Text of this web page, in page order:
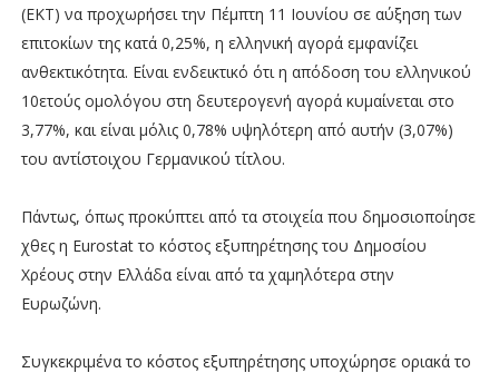
(ΕΚΤ) να προχωρήσει την Πέμπτη 11 Ιουνίου σε αύξηση των
επιτοκίων της κατά 0,25%, η ελληνική αγορά εμφανίζει
ανθεκτικότητα. Είναι ενδεικτικό ότι η απόδοση του ελληνικού
10ετούς ομολόγου στη δευτερογενή αγορά κυμαίνεται στο
3,77%, και είναι μόλις 0,78% υψηλότερη από αυτήν (3,07%)
του αντίστοιχου Γερμανικού τίτλου.
Πάντως, όπως προκύπτει από τα στοιχεία που δημοσιοποίησε
χθες η Eurostat το κόστος εξυπηρέτησης του Δημοσίου
Χρέους στην Ελλάδα είναι από τα χαμηλότερα στην
Ευρωζώνη.
Συγκεκριμένα το κόστος εξυπηρέτησης υποχώρησε οριακά το